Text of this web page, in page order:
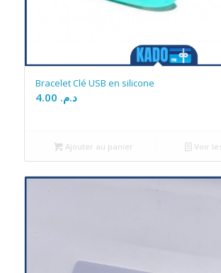
Bracelet Clé USB en silicone
د.م.
Ajouter au panier Voir